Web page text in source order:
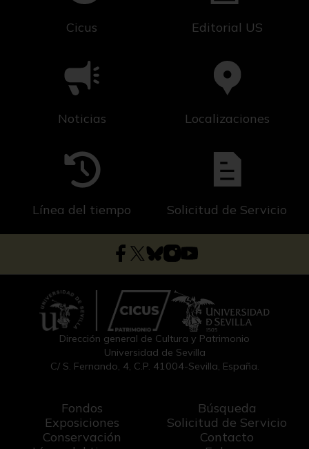
Cicus Editorial US
Noticias Localizaciones
Línea del tiempo Solicitud de Servicio
Dirección general de Cultura y Patrimonio
Universidad de Sevilla
C/ S. Fernando, 4, C.P. 41004-Sevilla, España.
Fondos
Exposiciones
Conservación
Búsqueda
Solicitud de Servicio
Contacto